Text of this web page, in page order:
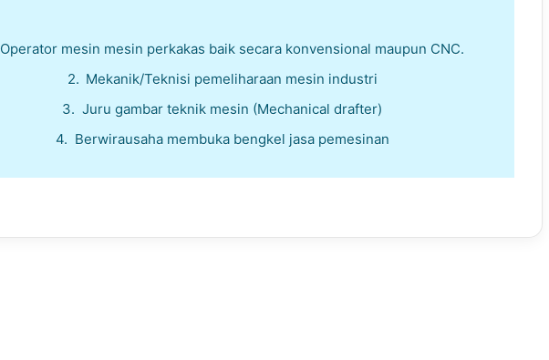
Operator mesin mesin perkakas baik secara konvensional maupun CNC.
Mekanik/Teknisi pemeliharaan mesin industri
Juru gambar teknik mesin (Mechanical drafter)
Berwirausaha membuka bengkel jasa pemesinan